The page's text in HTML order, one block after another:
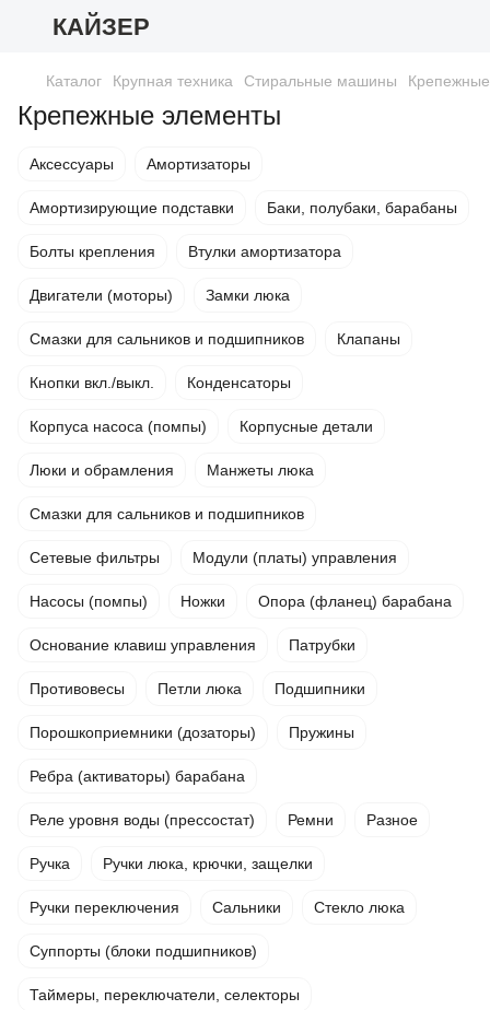
КАЙЗЕР
Каталог Крупная техника Стиральные машины
Крепежные элементы
Аксессуары Амортизаторы
Амортизирующие подставки Баки, полубаки, барабаны
Болты крепления Втулки амортизатора
Двигатели (моторы) Замки люка
Смазки для сальников и подшипников Клапаны
Кнопки вкл./выкл. Конденсаторы
Корпуса насоса (помпы) Корпусные детали
Люки и обрамления Манжеты люка
Смазки для сальников и подшипников
Сетевые фильтры Модули (платы) управления
Насосы (помпы) Ножки Опора (фланец) барабана
Основание клавиш управления Патрубки
Противовесы Петли люка Подшипники
Порошкоприемники (дозаторы) Пружины
Ребра (активаторы) барабана
Реле уровня воды (прессостат) Ремни Разное
Ручка Ручки люка, крючки, защелки
Ручки переключения Сальники Стекло люка
Суппорты (блоки подшипников)
Таймеры, переключатели, селекторы